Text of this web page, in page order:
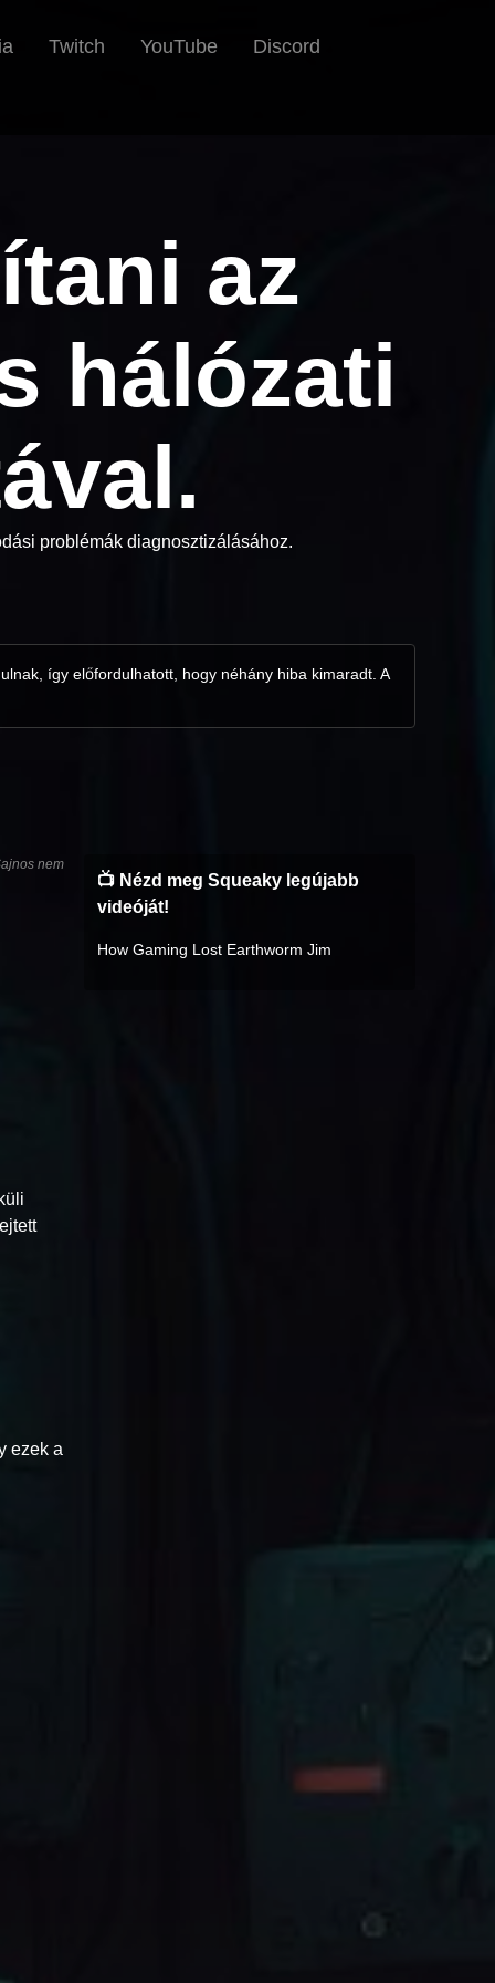
Twitch YouTube Discord
az
hálózati
problémák diagnosztizálásához.
így előfordulhatott, hogy néhány hiba kimaradt. A
nem
ezek a
📺 Nézd meg Squeaky legújabb
videóját!
How Gaming Lost Earthworm Jim